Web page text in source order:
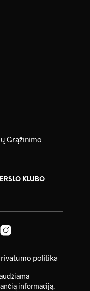
Grąžinimo
KLUBO
politika
informaciją.